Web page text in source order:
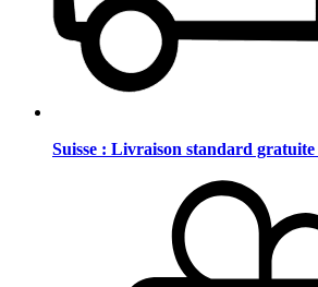
Suisse : Livraison standard gratuite